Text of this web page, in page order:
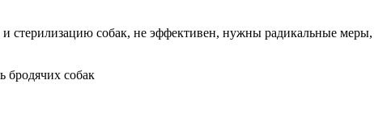
стерилизацию собак, не эффективен, нужны радикальные меры,